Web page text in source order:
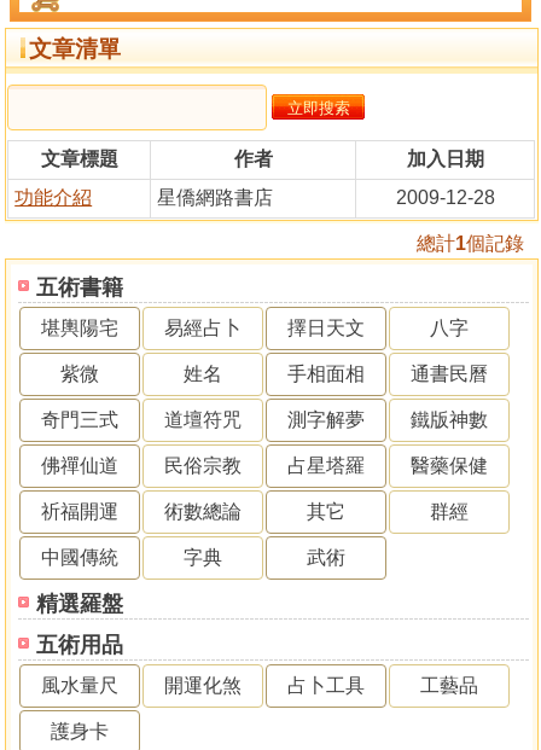
五術書籍
堪輿陽宅 易經占卜 擇日天文 八字
紫微 姓名 手相面相 通書民曆
奇門三式 道壇符咒 測字解夢 鐵版神數
佛禪仙道 民俗宗教 占星塔羅 醫藥保健
祈福開運 術數總論 其它 群經
中國傳統 字典 武術
精選羅盤
五術用品
風水量尺 開運化煞 占卜工具 工藝品
護身卡
文章清單
文章標題 作者
加入日期
功能介紹
星僑網路書店 2009-12-28
總計1個記錄